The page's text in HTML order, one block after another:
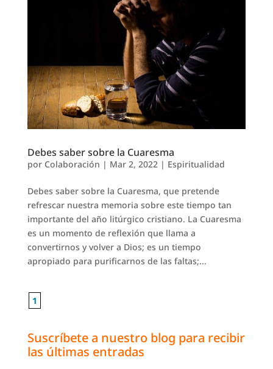
Debes saber sobre la Cuaresma
por Colaboración | Mar 2, 2022 | Espiritualidad
Debes saber sobre la Cuaresma, que pretende
refrescar nuestra memoria sobre este tiempo tan
importante del año litúrgico cristiano. La Cuaresma
es un momento de reflexión que llama a
convertirnos y volver a Dios; es un tiempo
apropiado para purificarnos de las faltas;...
1
Suscríbete a nuestro blog para recibir
las últimas entradas